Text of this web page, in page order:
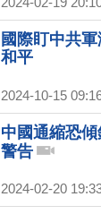
國際盯中共
和平
2024-10-15
中國通縮恐
警告
2024-02-20